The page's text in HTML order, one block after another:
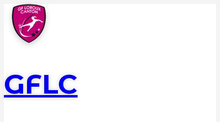
GFLC